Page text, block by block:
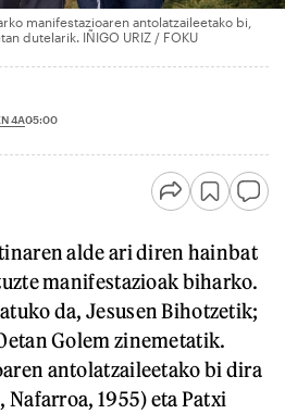
manifestazioaren antolatzaileetako bi,
dutelarik. IÑIGO URIZ / FOKU
4A05:00
alde ari diren hainbat
manifestazioak biharko.
da, Jesusen Bihotzetik;
Golem zinemetatik.
antolatzaileetako bi dira
1955) eta Patxi